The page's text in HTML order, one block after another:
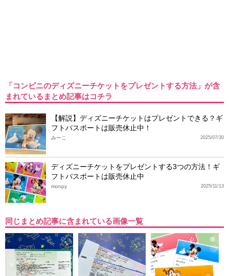
「コンビニのディズニーチケットをプレゼントする方法」が含
まれているまとめ記事はコチラ
【解説】ディズニーチケットはプレゼントできる？ギ
フトパスポートは販売休止中！
2025/07/30
みーこ
ディズニーチケットをプレゼントする3つの方法！ギ
フトパスポートは販売休止中
2025/11/13
monpy
同じまとめ記事に含まれている画像一覧